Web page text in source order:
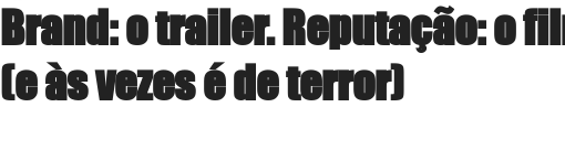
Brand: o trailer. Reputação: o
(e às vezes é de terror)